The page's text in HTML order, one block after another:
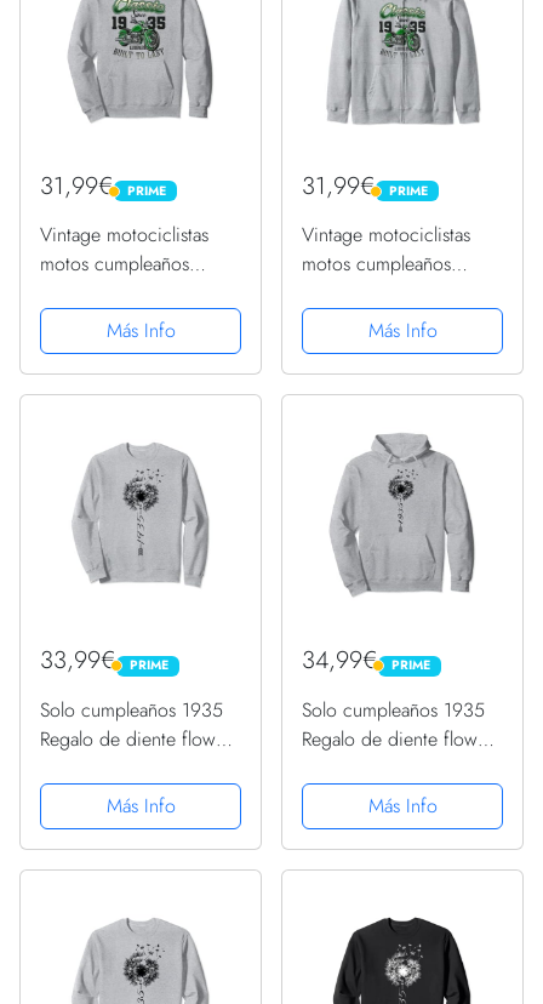
31,99€ PRIME
PRIME
Vintage motociclistas
motos cumpleaños
Sudadera con Capucha
Más Info
31,99€ PRIME
PRIME
Vintage motociclistas
motos cumpleaños
Sudadera con Capucha
Más Info
33,99€ PRIME
PRIME
Solo cumpleaños 1935
Regalo de diente flower
Más Info
34,99€ PRIME
PRIME
Solo cumpleaños 1935
Regalo de diente flower
con Capucha
Más Info